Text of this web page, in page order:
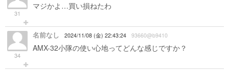
31
マジかよ…買い損ねたわ
34
名前なし 2024/11/08 (金) 22:43:24 93660@b9410
AMX-32小隊の使い心地ってどんな感じですか？